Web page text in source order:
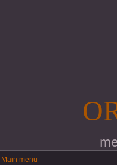
Main menu
Main menu